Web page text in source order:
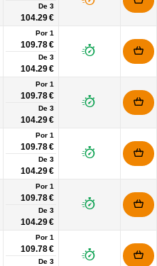
De 3
104.29 €
Por 1
109.78 €
De 3
104.29 €
Por 1
109.78 €
De 3
104.29 €
Por 1
109.78 €
De 3
104.29 €
Por 1
109.78 €
De 3
104.29 €
Por 1
109.78 €
De 3